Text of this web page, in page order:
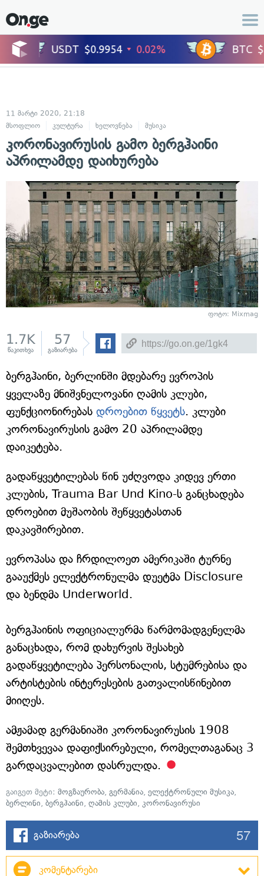
11 მარტი 2020, 21:18
მსოფლიო
კულტურა ხელოვნება მუსიკა
კორონავირუსის გამო ბერგჰაინი
აპრილამდე დაიხურება
ფოტო: Mixmag
1.7K
წაკითხვა
57
გაზიარება
ბერგჰაინი, ბერლინში მდებარე ევროპის
ყველაზე მნიშვნელოვანი ღამის კლუბი,
ფუნქციონირებას დროებით წყვეტს. კლუბი
კორონავირუსის გამო 20 აპრილამდე
დაიკეტება.
გადაწყვეტილებას წინ უძღვოდა კიდევ ერთი
კლუბის, Trauma Bar Und Kino-ს განცხადება
დროებით მუშაობის შეწყვეტასთან
დაკავშირებით.
ევროპასა და ჩრდილოეთ ამერიკაში ტურნე
გააუქმეს ელექტრონულმა დუეტმა Disclosure
და ბენდმა Underworld.
ბერგჰაინის ოფიციალურმა წარმომადგენელმა
განაცხადა, რომ დახურვის შესახებ
გადაწყვეტილება პერსონალის, სტუმრებისა და
არტისტების ინტერესების გათვალისწინებით
მიიღეს.
ამჟამად გერმანიაში კორონავირუსის 1908
შემთხვევაა დაფიქსირებული, რომელთაგანაც 3
გარდაცვალებით დასრულდა.
გაიგეთ მეტი: მოგზაურობა, გერმანია, ელექტრონული მუსიკა,
ბერლინი, ბერგჰაინი, ღამის კლუბი, კორონავირუსი
გაზიარება 57
კომენტარები